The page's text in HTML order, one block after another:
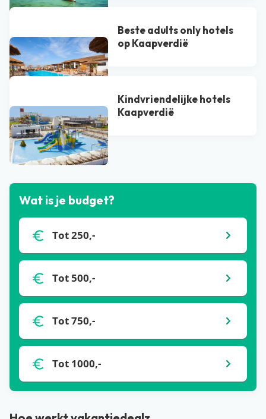
Beste adults only hotels
op Kaapverdië
Kindvriendelijke hotels
Kaapverdië
Bekijk alle blogs
Wat is je budget?
Tot 250,-
Tot 500,-
Tot 750,-
Tot 1000,-